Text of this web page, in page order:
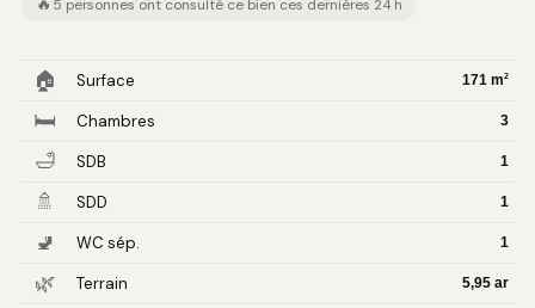
🔥 5 personnes ont consulté ce bien ces dernières 24 h
🏠 171 m2
Surface
🛏 3
Chambres
🛁 1
SDB
🚿 1
SDD
🚽 1
WC sép.
🌿 5,95 ar
Terrain